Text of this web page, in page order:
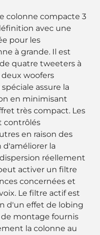
colonne compacte 3
avec une
pour les
à grande. Il est
quatre tweeters à
woofers
assure la
en minimisant
très compact. Les
contrôlés
en raison des
la
réellement
activer un filtre
concernées et
Le filtre actif est
d'un effet de lobing
de montage fournis
la colonne au